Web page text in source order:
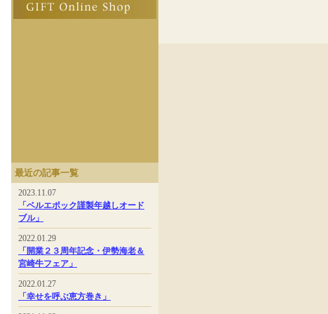
最近の記事一覧
2023.11.07
「ベルエポック謹製年越しオード
ブル」
2022.01.29
「開業２３周年記念・伊勢海老＆
宮崎牛フェア」
2022.01.27
「幸せを呼ぶ恵方巻き」